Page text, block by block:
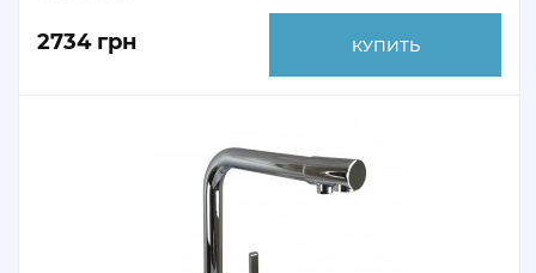
2734 грн КУПИТЬ